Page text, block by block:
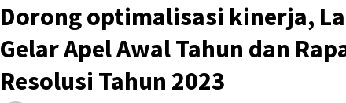
Dorong optimalisasi kinerja,
Gelar Apel Awal Tahun dan
Resolusi Tahun 2023